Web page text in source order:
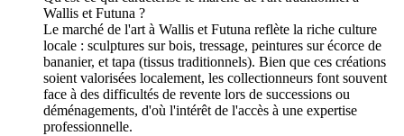
Wallis et Futuna ?
Le marché de l'art à Wallis et Futuna reflète la riche culture
locale : sculptures sur bois, tressage, peintures sur écorce de
bananier, et tapa (tissus traditionnels). Bien que ces créations
soient valorisées localement, les collectionneurs font souvent
face à des difficultés de revente lors de successions ou
déménagements, d'où l'intérêt de l'accès à une expertise
professionnelle.